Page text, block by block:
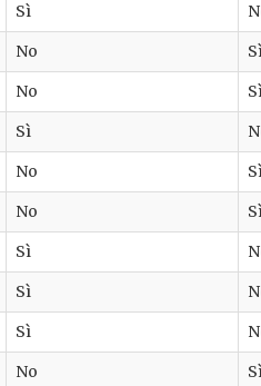
Sì
No
No
Sì
No
No
Sì
Sì
Sì
No